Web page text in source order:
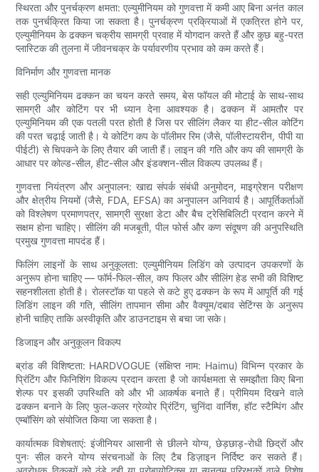
स्थिरता और पुनर्चक्रण क्षमता: एल्युमीनियम को गुणवत्ता में कमी आए बिना अनंत काल
तक पुनर्चक्रित किया जा सकता है। पुनर्चक्रण प्रक्रियाओं में एकत्रित होने पर,
एल्युमीनियम के ढक्कन चक्रीय सामग्री प्रवाह में योगदान करते हैं और कुछ बहु-परत
प्लास्टिक की तुलना में जीवनचक्र के पर्यावरणीय प्रभाव को कम करते हैं।
विनिर्माण और गुणवत्ता मानक
सही एल्युमिनियम ढक्कन का चयन करते समय, बेस फॉयल की मोटाई के साथ-साथ
सामग्री और कोटिंग पर भी ध्यान देना आवश्यक है। ढक्कन में आमतौर पर
एल्युमिनियम की एक पतली परत होती है जिस पर सीलिंग लैकर या हीट-सील कोटिंग
की परत चढ़ाई जाती है। ये कोटिंग कप के पॉलीमर रिम (जैसे, पॉलीस्टायरीन, पीपी या
पीईटी) से चिपकने के लिए तैयार की जाती हैं। लाइन की गति और कप की सामग्री के
आधार पर कोल्ड-सील, हीट-सील और इंडक्शन-सील विकल्प उपलब्ध हैं।
गुणवत्ता नियंत्रण और अनुपालन: खाद्य संपर्क संबंधी अनुमोदन, माइग्रेशन परीक्षण
और क्षेत्रीय नियमों (जैसे, FDA, EFSA) का अनुपालन अनिवार्य है। आपूर्तिकर्ताओं
को विश्लेषण प्रमाणपत्र, सामग्री सुरक्षा डेटा और बैच ट्रेसिबिलिटी प्रदान करने में
सक्षम होना चाहिए। सीलिंग की मजबूती, पील फोर्स और कण संदूषण की अनुपस्थिति
प्रमुख गुणवत्ता मापदंड हैं।
फिलिंग लाइनों के साथ अनुकूलता: एल्युमीनियम लिडिंग को उत्पादन उपकरणों के
अनुरूप होना चाहिए — फॉर्म-फिल-सील, कप फिलर और सीलिंग हेड सभी की विशिष्ट
सहनशीलता होती है। रोलस्टॉक या पहले से कटे हुए ढक्कन के रूप में आपूर्ति की गई
लिडिंग लाइन की गति, सीलिंग तापमान सीमा और वैक्यूम/दबाव सेटिंग्स के अनुरूप
होनी चाहिए ताकि अस्वीकृति और डाउनटाइम से बचा जा सके।
डिजाइन और अनुकूलन विकल्प
ब्रांड की विशिष्टता: HARDVOGUE (संक्षिप्त नाम: Haimu) विभिन्न प्रकार के
प्रिंटिंग और फिनिशिंग विकल्प प्रदान करता है जो कार्यक्षमता से समझौता किए बिना
शेल्फ पर इसकी उपस्थिति को और भी आकर्षक बनाते हैं। प्रीमियम दिखने वाले
ढक्कन बनाने के लिए फुल-कलर ग्रेव्योर प्रिंटिंग, चुनिंदा वार्निश, हॉट स्टैम्पिंग और
एम्बॉसिंग को संयोजित किया जा सकता है।
कार्यात्मक विशेषताएं: इंजीनियर आसानी से छीलने योग्य, छेड़छाड़-रोधी छिद्रों और
पुनः सील करने योग्य संरचनाओं के लिए टैब डिज़ाइन निर्दिष्ट कर सकते हैं।